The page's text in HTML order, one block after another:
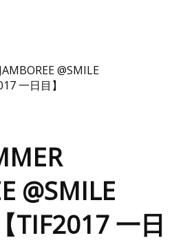
@SMILE
一日目】
@SMILE
TIF2017 一日